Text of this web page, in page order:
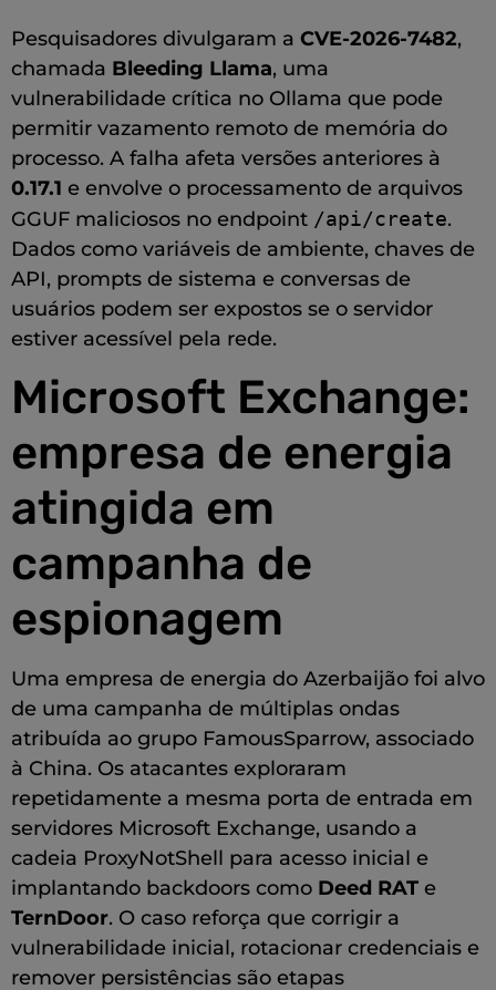
Pesquisadores divulgaram a CVE-2026-7482,
chamada Bleeding Llama, uma
vulnerabilidade crítica no Ollama que pode
permitir vazamento remoto de memória do
processo. A falha afeta versões anteriores à
0.17.1 e envolve o processamento de arquivos
GGUF maliciosos no endpoint /api/create.
Dados como variáveis de ambiente, chaves de
API, prompts de sistema e conversas de
usuários podem ser expostos se o servidor
estiver acessível pela rede.
Microsoft Exchange:
empresa de energia
atingida em
campanha de
espionagem
Uma empresa de energia do Azerbaijão foi alvo
de uma campanha de múltiplas ondas
atribuída ao grupo FamousSparrow, associado
à China. Os atacantes exploraram
repetidamente a mesma porta de entrada em
servidores Microsoft Exchange, usando a
cadeia ProxyNotShell para acesso inicial e
implantando backdoors como Deed RAT e
TernDoor. O caso reforça que corrigir a
vulnerabilidade inicial, rotacionar credenciais e
remover persistências são etapas